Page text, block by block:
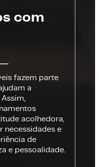
com
fazem parte
a
acolhedora,
necessidades e
de
e pessoalidade.